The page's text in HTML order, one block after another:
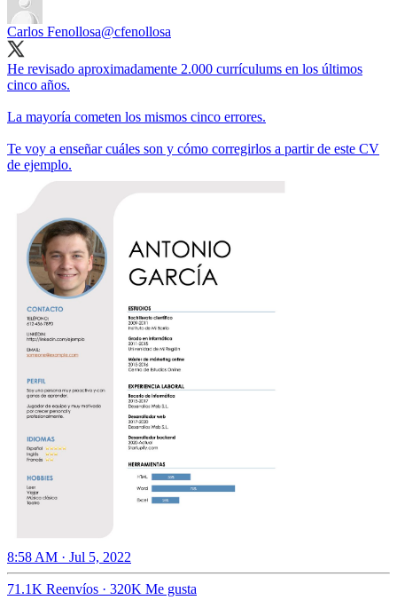
Carlos Fenollosa@cfenollosa
He revisado aproximadamente 2.000 currículums en los últimos
cinco años.
La mayoría cometen los mismos cinco errores.
Te voy a enseñar cuáles son y cómo corregirlos a partir de este CV
de ejemplo.
8:58 AM · Jul 5, 2022
71.1K Reenvíos · 320K Me gusta